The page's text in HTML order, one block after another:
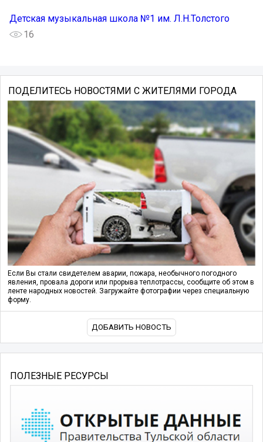
Детская музыкальная школа №1 им. Л.Н.Толстого
16
ПОДЕЛИТЕСЬ НОВОСТЯМИ С ЖИТЕЛЯМИ ГОРОДА
Если Вы стали свидетелем аварии, пожара, необычного погодного
явления, провала дороги или прорыва теплотрассы, сообщите об этом в
ленте народных новостей. Загружайте фотографии через специальную
форму.
ДОБАВИТЬ НОВОСТЬ
ПОЛЕЗНЫЕ РЕСУРСЫ